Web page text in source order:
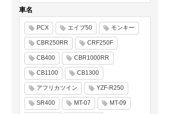
車名
PCX エイプ50 モンキー
CBR250RR CRF250F
CB400 CBR1000RR
CB1100 CB1300
アフリカツイン YZF-R250
SR400 MT-07 MT-09